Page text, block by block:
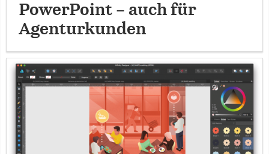
PowerPoint – auch für
Agenturkunden